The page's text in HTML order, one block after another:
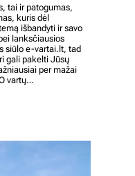
tai ir patogumas,
kuris dėl
išbandyti ir savo
lanksčiausios
siūlo e-vartai.lt, tad
gali pakelti Jūsų
per mažai
vartų…